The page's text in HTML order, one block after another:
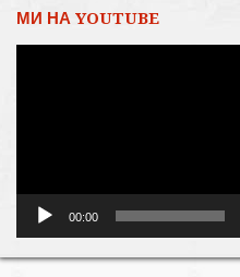
МИ НА YOUTUBE
00:00